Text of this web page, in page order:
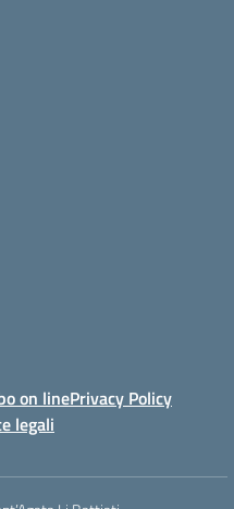
on linePrivacy Policy
legali